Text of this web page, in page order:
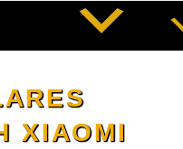
XIAOMI